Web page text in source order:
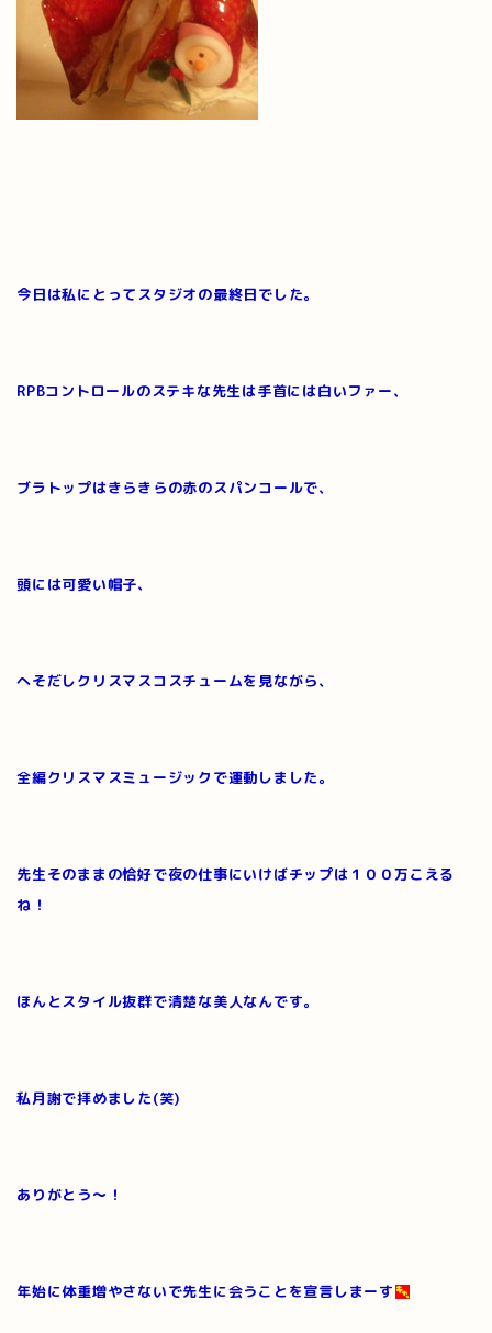
今日は私にとってスタジオの最終日でした。
RPBコントロールのステキな先生は手首には白いファー、
ブラトップはきらきらの赤のスパンコールで、
頭には可愛い帽子、
へそだしクリスマスコスチュームを見ながら、
全編クリスマスミュージックで運動しました。
先生そのままの恰好で夜の仕事にいけばチップは１００万こえる
ね！
ほんとスタイル抜群で清楚な美人なんです。
私月謝で拝めました(笑)
ありがとう～！
年始に体重増やさないで先生に会うことを宣言しまーす